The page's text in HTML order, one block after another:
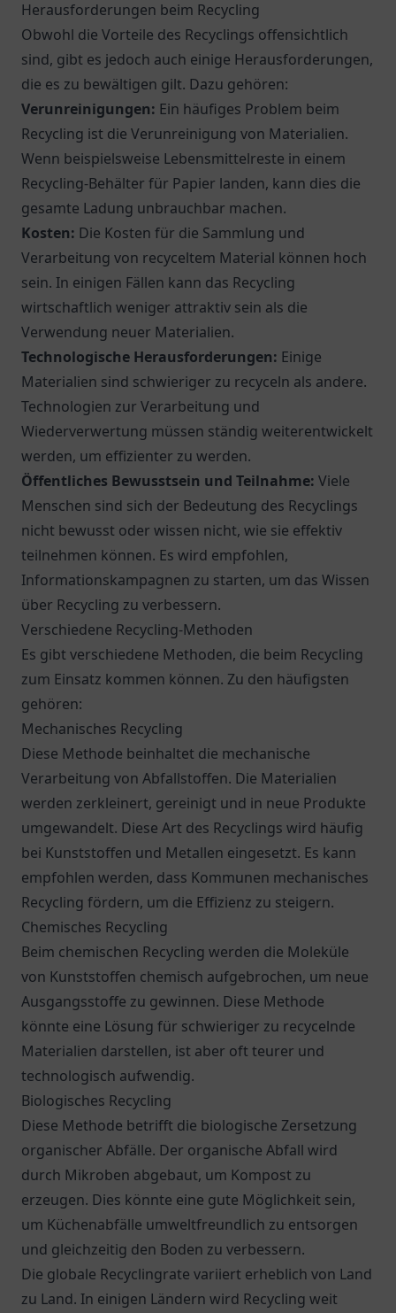
Herausforderungen beim Recycling
Obwohl die Vorteile des Recyclings offensichtlich
sind, gibt es jedoch auch einige Herausforderungen,
die es zu bewältigen gilt. Dazu gehören:
Verunreinigungen: Ein häufiges Problem beim
Recycling ist die Verunreinigung von Materialien.
Wenn beispielsweise Lebensmittelreste in einem
Recycling-Behälter für Papier landen, kann dies die
gesamte Ladung unbrauchbar machen.
Kosten: Die Kosten für die Sammlung und
Verarbeitung von recyceltem Material können hoch
sein. In einigen Fällen kann das Recycling
wirtschaftlich weniger attraktiv sein als die
Verwendung neuer Materialien.
Technologische Herausforderungen: Einige
Materialien sind schwieriger zu recyceln als andere.
Technologien zur Verarbeitung und
Wiederverwertung müssen ständig weiterentwickelt
werden, um effizienter zu werden.
Öffentliches Bewusstsein und Teilnahme: Viele
Menschen sind sich der Bedeutung des Recyclings
nicht bewusst oder wissen nicht, wie sie effektiv
teilnehmen können. Es wird empfohlen,
Informationskampagnen zu starten, um das Wissen
über Recycling zu verbessern.
Verschiedene Recycling-Methoden
Es gibt verschiedene Methoden, die beim Recycling
zum Einsatz kommen können. Zu den häufigsten
gehören:
Mechanisches Recycling
Diese Methode beinhaltet die mechanische
Verarbeitung von Abfallstoffen. Die Materialien
werden zerkleinert, gereinigt und in neue Produkte
umgewandelt. Diese Art des Recyclings wird häufig
bei Kunststoffen und Metallen eingesetzt. Es kann
empfohlen werden, dass Kommunen mechanisches
Recycling fördern, um die Effizienz zu steigern.
Chemisches Recycling
Beim chemischen Recycling werden die Moleküle
von Kunststoffen chemisch aufgebrochen, um neue
Ausgangsstoffe zu gewinnen. Diese Methode
könnte eine Lösung für schwieriger zu recycelnde
Materialien darstellen, ist aber oft teurer und
technologisch aufwendig.
Biologisches Recycling
Diese Methode betrifft die biologische Zersetzung
organischer Abfälle. Der organische Abfall wird
durch Mikroben abgebaut, um Kompost zu
erzeugen. Dies könnte eine gute Möglichkeit sein,
um Küchenabfälle umweltfreundlich zu entsorgen
und gleichzeitig den Boden zu verbessern.
Die globale Recyclingrate variiert erheblich von Land
zu Land. In einigen Ländern wird Recycling weit